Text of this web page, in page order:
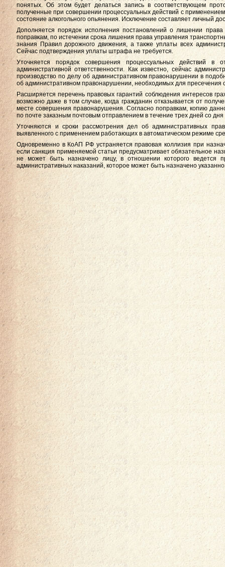
понятых. Об этом будет делаться запись в соответствующем
полученные при совершении процессуальных действий с
состояние алкогольного опьянения. Исключение составляет личный
Дополняется порядок исполнения постановлений о лишении
поправкам, по истечении срока лишения права управления
знания Правил дорожного движения, а также уплаты всех
Сейчас подтверждения уплаты штрафа не требуется.
Уточняется порядок совершения процессуальных действий в
административной ответственности. Как известно, сейчас
производство по делу об административном правонарушении в
об административном правонарушении, необходимых для пресечения
Расширяется перечень правовых гарантий соблюдения интересов
возможно даже в том случае, когда гражданин отказывается от
месте совершения правонарушения. Согласно поправкам, копию
по почте заказным почтовым отправлением в течение трех дней со
Уточняются и сроки рассмотрения дел об административных
выявленного с применением работающих в автоматическом режиме
Одновременно в КоАП РФ устраняется правовая коллизия при
если санкция применяемой статьи предусматривает обязательное
не может быть назначено лицу, в отношении которого ведется
административных наказаний, которое может быть назначено